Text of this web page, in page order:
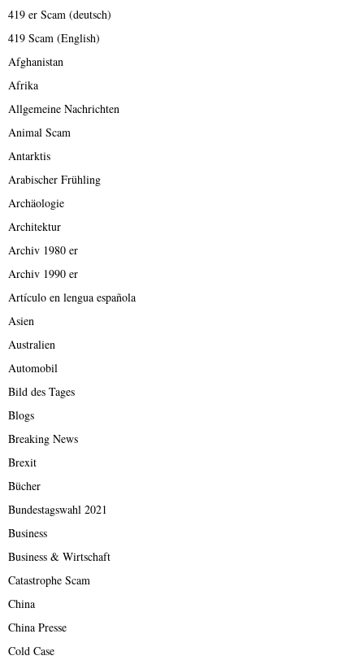
419 er Scam (deutsch)
419 Scam (English)
Afghanistan
Afrika
Allgemeine Nachrichten
Animal Scam
Antarktis
Arabischer Frühling
Archäologie
Architektur
Archiv 1980 er
Archiv 1990 er
Artículo en lengua española
Asien
Australien
Automobil
Bild des Tages
Blogs
Breaking News
Brexit
Bücher
Bundestagswahl 2021
Business
Business & Wirtschaft
Catastrophe Scam
China
China Presse
Cold Case